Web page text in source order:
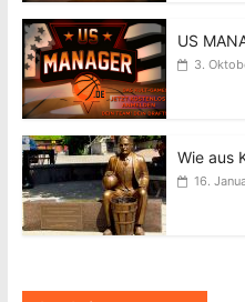
US
3.
Wie aus
16.